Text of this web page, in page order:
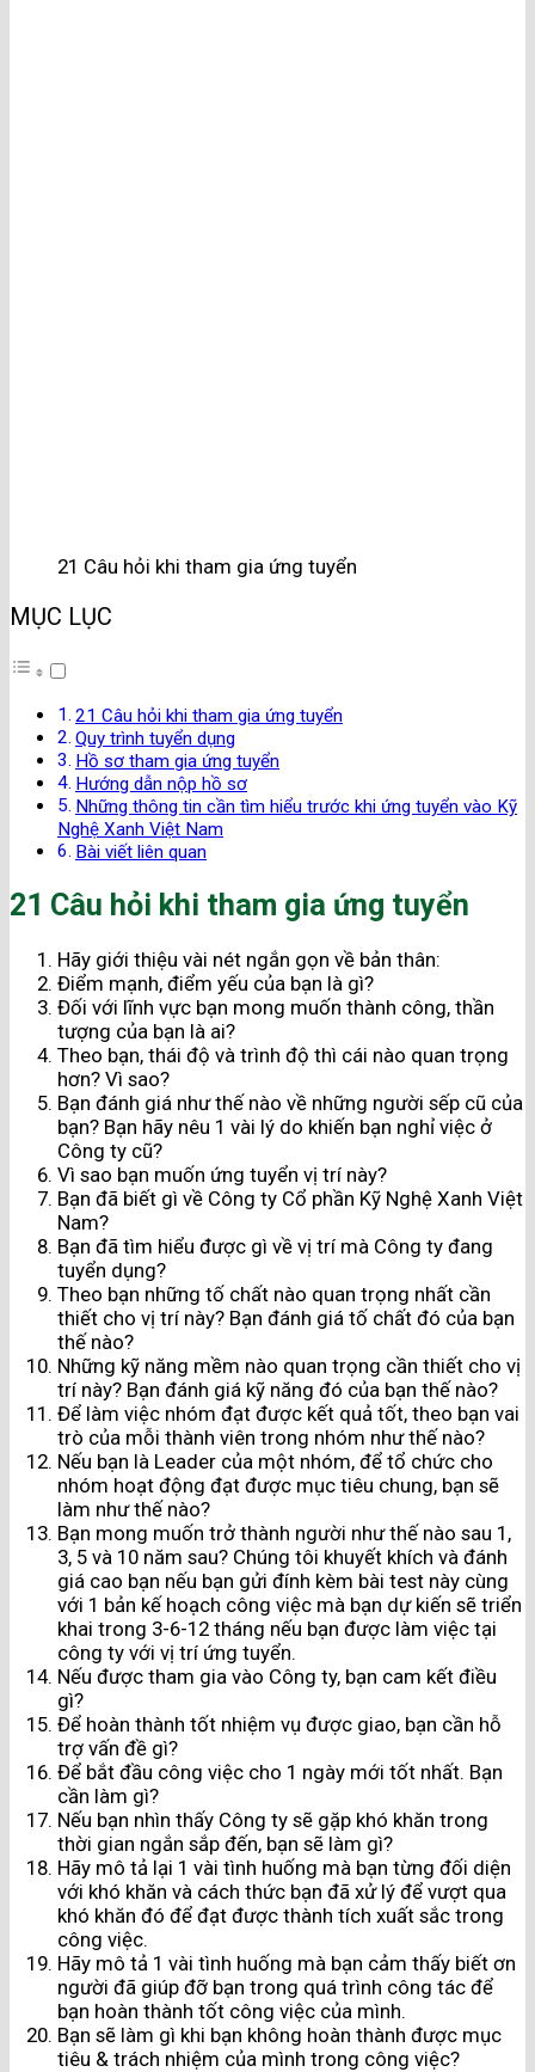
21 Câu hỏi khi tham gia ứng tuyển
MỤC LỤC
21 Câu hỏi khi tham gia ứng tuyển
Quy trình tuyển dụng
Hồ sơ tham gia ứng tuyển
Hướng dẫn nộp hồ sơ
Những thông tin cần tìm hiểu trước khi ứng tuyển vào Kỹ
Nghệ Xanh Việt Nam
Bài viết liên quan
21 Câu hỏi khi tham gia ứng tuyển
Hãy giới thiệu vài nét ngắn gọn về bản thân:
Điểm mạnh, điểm yếu của bạn là gì?
Đối với lĩnh vực bạn mong muốn thành công, thần
tượng của bạn là ai?
Theo bạn, thái độ và trình độ thì cái nào quan trọng
hơn? Vì sao?
Bạn đánh giá như thế nào về những người sếp cũ của
bạn? Bạn hãy nêu 1 vài lý do khiến bạn nghỉ việc ở
Công ty cũ?
Vì sao bạn muốn ứng tuyển vị trí này?
Bạn đã biết gì về Công ty Cổ phần Kỹ Nghệ Xanh Việt
Nam?
Bạn đã tìm hiểu được gì về vị trí mà Công ty đang
tuyển dụng?
Theo bạn những tố chất nào quan trọng nhất cần
thiết cho vị trí này? Bạn đánh giá tố chất đó của bạn
thế nào?
Những kỹ năng mềm nào quan trọng cần thiết cho vị
trí này? Bạn đánh giá kỹ năng đó của bạn thế nào?
Để làm việc nhóm đạt được kết quả tốt, theo bạn vai
trò của mỗi thành viên trong nhóm như thế nào?
Nếu bạn là Leader của một nhóm, để tổ chức cho
nhóm hoạt động đạt được mục tiêu chung, bạn sẽ
làm như thế nào?
Bạn mong muốn trở thành người như thế nào sau 1,
3, 5 và 10 năm sau? Chúng tôi khuyết khích và đánh
giá cao bạn nếu bạn gửi đính kèm bài test này cùng
với 1 bản kế hoạch công việc mà bạn dự kiến sẽ triển
khai trong 3-6-12 tháng nếu bạn được làm việc tại
công ty với vị trí ứng tuyển.
Nếu được tham gia vào Công ty, bạn cam kết điều
gì?
Để hoàn thành tốt nhiệm vụ được giao, bạn cần hỗ
trợ vấn đề gì?
Để bắt đầu công việc cho 1 ngày mới tốt nhất. Bạn
cần làm gì?
Nếu bạn nhìn thấy Công ty sẽ gặp khó khăn trong
thời gian ngắn sắp đến, bạn sẽ làm gì?
Hãy mô tả lại 1 vài tình huống mà bạn từng đối diện
với khó khăn và cách thức bạn đã xử lý để vượt qua
khó khăn đó để đạt được thành tích xuất sắc trong
công việc.
Hãy mô tả 1 vài tình huống mà bạn cảm thấy biết ơn
người đã giúp đỡ bạn trong quá trình công tác để
bạn hoàn thành tốt công việc của mình.
Bạn sẽ làm gì khi bạn không hoàn thành được mục
tiêu & trách nhiệm của mình trong công việc?